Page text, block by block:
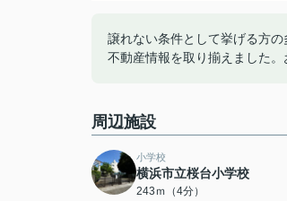
譲れない条件として挙げる方
不動産情報を取り揃えました
周辺施設
小学校
横浜市立桜台小学校
243ｍ（4分）